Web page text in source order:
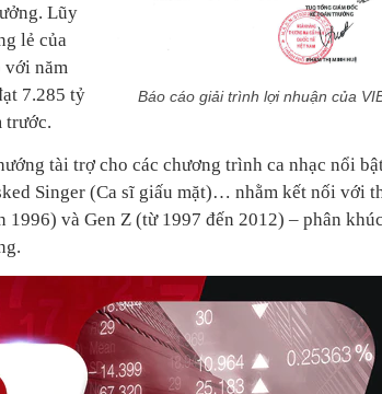
Báo cáo giải trình lợi nhuận của
Lũy
lẻ của
với năm
7.285 tỷ
trước.
tài trợ cho các chương trình ca nhạc nổi
Singer (Ca sĩ giấu mặt)… nhằm kết nối với
và Gen Z (từ 1997 đến 2012) – phân khúc